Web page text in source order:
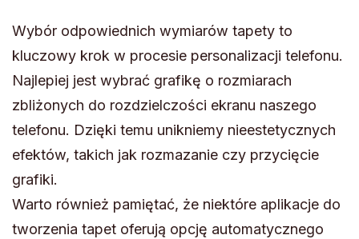
Wybór odpowiednich wymiarów tapety to
kluczowy krok w procesie personalizacji telefonu.
Najlepiej jest wybrać grafikę o rozmiarach
zbliżonych do rozdzielczości ekranu naszego
telefonu. Dzięki temu unikniemy nieestetycznych
efektów, takich jak rozmazanie czy przycięcie
grafiki.
Warto również pamiętać, że niektóre aplikacje do
tworzenia tapet oferują opcję automatycznego